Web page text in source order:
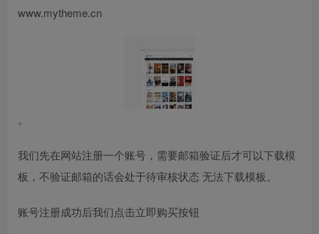
www.mytheme.cn
。
我们先在网站注册一个账号，需要邮箱验证后才可以下载模
板，不验证邮箱的话会处于待审核状态 无法下载模板。
账号注册成功后我们点击立即购买按钮